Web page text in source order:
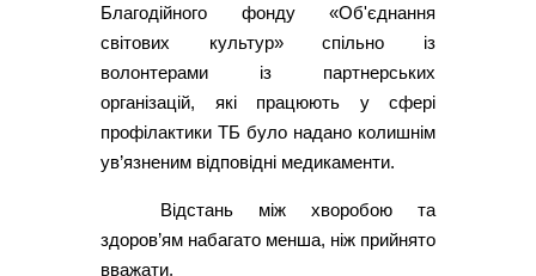
Благодійного фонду «Об'єднання
світових культур» спільно із
волонтерами із партнерських
організацій, які працюють у сфері
профілактики ТБ було надано колишнім
ув’язненим відповідні медикаменти.
Відстань між хворобою та
здоров’ям набагато менша, ніж прийнято
вважати.